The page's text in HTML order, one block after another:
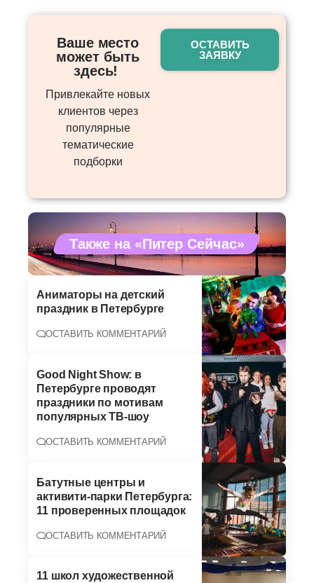
Ваше место
может быть
здесь! ​
Привлекайте новых
клиентов через
популярные
тематические
подборки
ОСТАВИТЬ
ЗАЯВКУ
Также на «Питер Сейчас»
Аниматоры на детский
праздник в Петербурге
ОСТАВИТЬ КОММЕНТАРИЙ
Good Night Show: в
Петербурге проводят
праздники по мотивам
популярных ТВ-шоу
ОСТАВИТЬ КОММЕНТАРИЙ
Батутные центры и
активити-парки Петербурга:
11 проверенных площадок
ОСТАВИТЬ КОММЕНТАРИЙ
11 школ художественной